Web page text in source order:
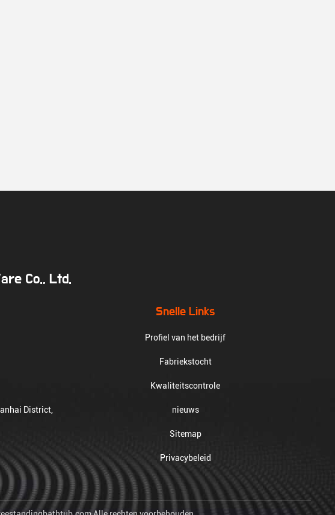
Co., Ltd.
District,
Snelle Links
Profiel van het bedrijf
Fabriekstocht
Kwaliteitscontrole
nieuws
Sitemap
Privacybeleid